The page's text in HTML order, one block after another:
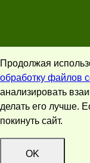
Продолжая
обработку файлов
анализировать
делать его лучше.
покинуть сайт.
OK